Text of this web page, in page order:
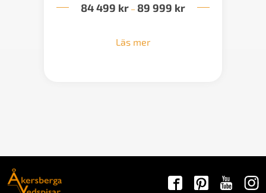
84 499 kr – 89 999 krPrisintervall:
Läs mer